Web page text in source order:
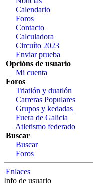
Calendario
Foros
Contacto
Calculadora
Circuíto 2023
Enviar prueba
Opcións de usuario
Mi cuenta
Foros
Triatlón y duatlón
Carreras Populares
Grupos y kedadas
Fuera de Galicia
Atletismo federado
Buscar
Buscar
Foros
Enlaces
Info de usuario